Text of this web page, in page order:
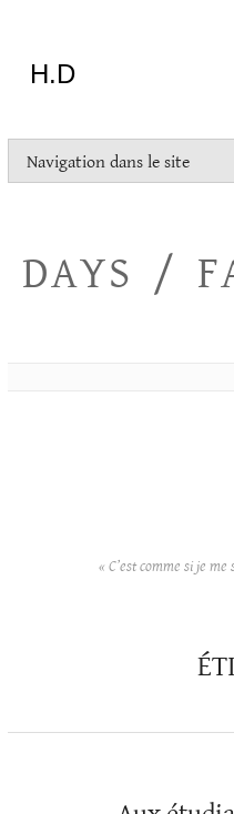
H.D
tout
essayer
Navigation dans le site
DAYS /
« C’est comme si je